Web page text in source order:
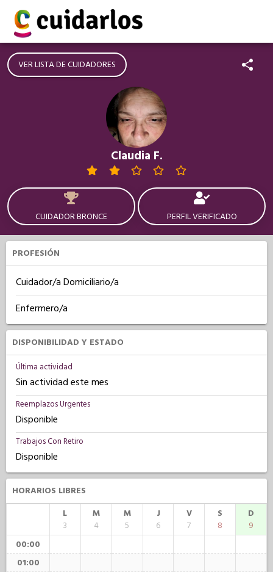
VER LISTA DE CUIDADORES
Claudia F.
CUIDADOR BRONCE PERFIL VERIFICADO
PROFESIÓN
Cuidador/a Domiciliario/a
Enfermero/a
DISPONIBILIDAD Y ESTADO
Última actividad
Sin actividad este mes
Reemplazos Urgentes
Disponible
Trabajos Con Retiro
Disponible
HORARIOS LIBRES
L
3
M
4
M
5
J
6
V
7
S
8
D
9
00:00
01:00